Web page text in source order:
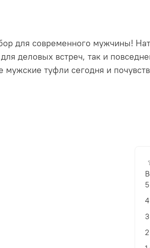
для современного мужчины!
деловых встреч, так и
туфли сегодня и